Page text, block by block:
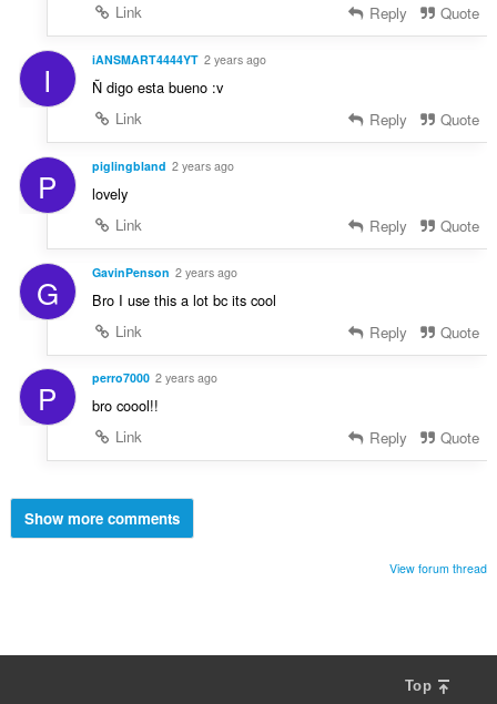
Link
Reply Quote
I iANSMART4444YT 2 years ago
Ñ digo esta bueno :v
Link
Reply Quote
P piglingbland 2 years ago
lovely
Link
Reply Quote
G GavinPenson 2 years ago
Bro I use this a lot bc its cool
Link
Reply Quote
P perro7000 2 years ago
bro coool!!
Link
Reply Quote
Show more comments
View forum thread
Top